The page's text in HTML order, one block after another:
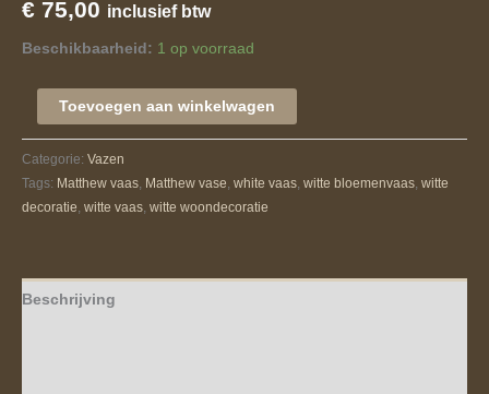
€ 75,00 inclusief btw
Beschikbaarheid: 1 op voorraad
Toevoegen aan winkelwagen
Categorie: Vazen
Tags: Matthew vaas Matthew vase white vaas witte bloemenvaas witte
decoratie witte vaas witte woondecoratie
Beschrijving